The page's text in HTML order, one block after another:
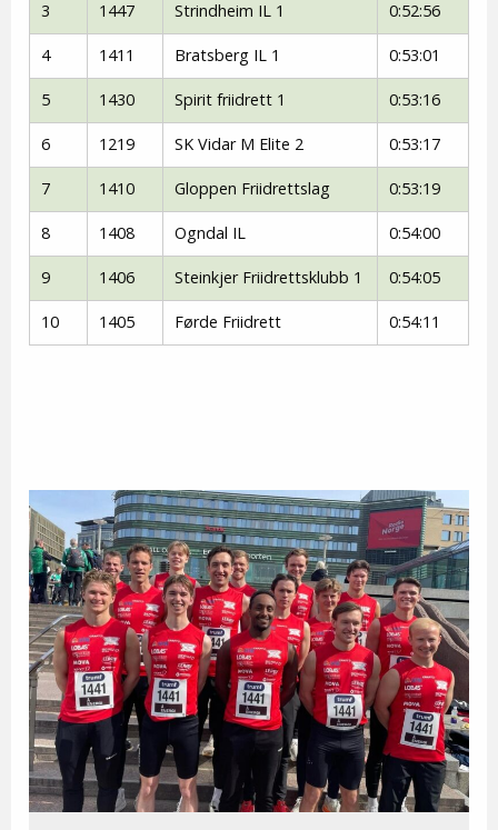
3 1447 Strindheim IL 1 0:52:56
4 1411 Bratsberg IL 1 0:53:01
5 1430 Spirit friidrett 1 0:53:16
6 1219 SK Vidar M Elite 2 0:53:17
7 1410 Gloppen Friidrettslag 0:53:19
8 1408 Ogndal IL 0:54:00
9 1406 Steinkjer Friidrettsklubb 1 0:54:05
10 1405 Førde Friidrett 0:54:11